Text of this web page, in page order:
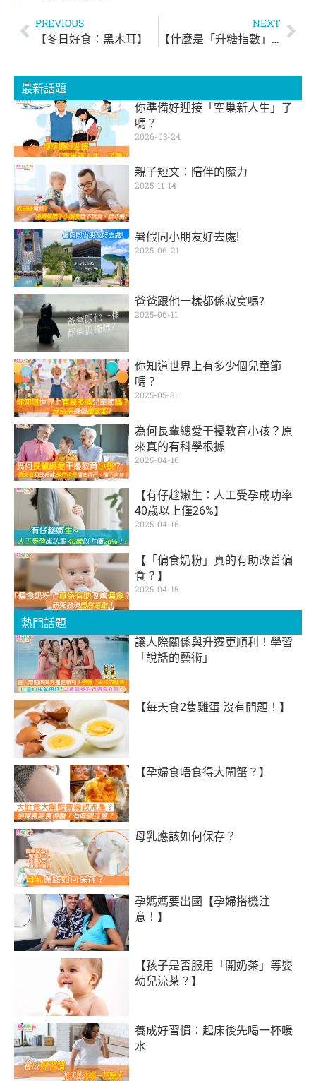
PREVIOUS
【冬日好食：黑木耳】
NEXT
【什麼是「升糖指數」？GI值】
最新話題
你準備好迎接「空巢新人生」了
嗎？
2026-03-24
親子短文：陪伴的魔力
2025-11-14
暑假同小朋友好去處!
2025-06-21
爸爸跟他一樣都係寂寞嗎?
2025-06-11
你知道世界上有多少個兒童節
嗎？
2025-05-31
為何長輩總愛干擾教育小孩？原
來真的有科學根據
2025-04-16
【有仔趁嫩生：人工受孕成功率
40歲以上僅26%】
2025-04-16
【「偏食奶粉」真的有助改善偏
食？】
2025-04-15
熱門話題
讓人際關係與升遷更順利！學習
「說話的藝術」
【每天食2隻雞蛋 沒有問題！】
【孕婦食唔食得大閘蟹？】
母乳應該如何保存？
孕媽媽要出國【孕婦搭機注
意！】
【孩子是否服用「開奶茶」等嬰
幼兒涼茶？】
養成好習慣：起床後先喝一杯暖
水